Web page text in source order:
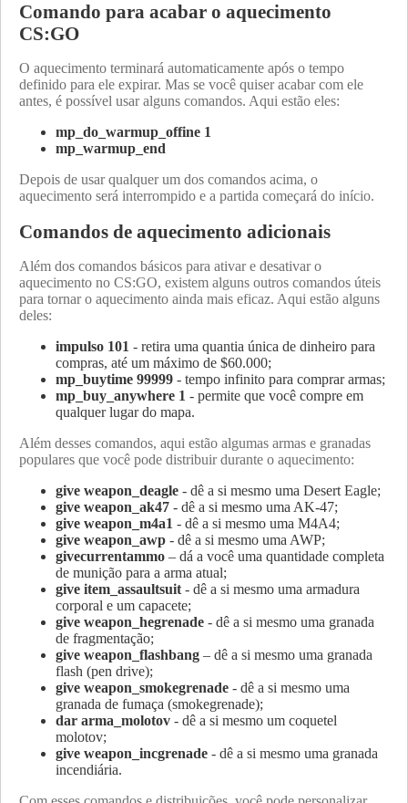
Comando para acabar o aquecimento
CS:GO
O aquecimento terminará automaticamente após o tempo
definido para ele expirar. Mas se você quiser acabar com ele
antes, é possível usar alguns comandos. Aqui estão eles:
mp_do_warmup_offine 1
mp_warmup_end
Depois de usar qualquer um dos comandos acima, o
aquecimento será interrompido e a partida começará do início.
Comandos de aquecimento adicionais
Além dos comandos básicos para ativar e desativar o
aquecimento no CS:GO, existem alguns outros comandos úteis
para tornar o aquecimento ainda mais eficaz. Aqui estão alguns
deles:
impulso 101 - retira uma quantia única de dinheiro para
compras, até um máximo de $60.000;
mp_buytime 99999 - tempo infinito para comprar armas;
mp_buy_anywhere 1 - permite que você compre em
qualquer lugar do mapa.
Além desses comandos, aqui estão algumas armas e granadas
populares que você pode distribuir durante o aquecimento:
give weapon_deagle - dê a si mesmo uma Desert Eagle;
give weapon_ak47 - dê a si mesmo uma AK-47;
give weapon_m4a1 - dê a si mesmo uma M4A4;
give weapon_awp - dê a si mesmo uma AWP;
givecurrentammo – dá a você uma quantidade completa
de munição para a arma atual;
give item_assaultsuit - dê a si mesmo uma armadura
corporal e um capacete;
give weapon_hegrenade - dê a si mesmo uma granada
de fragmentação;
give weapon_flashbang – dê a si mesmo uma granada
flash (pen drive);
give weapon_smokegrenade - dê a si mesmo uma
granada de fumaça (smokegrenade);
dar arma_molotov - dê a si mesmo um coquetel
molotov;
give weapon_incgrenade - dê a si mesmo uma granada
incendiária.